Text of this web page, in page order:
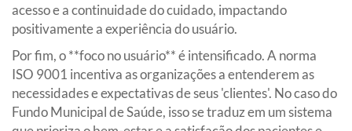
acesso e a continuidade do cuidado, impactando
positivamente a experiência do usuário.
Por fim, o **foco no usuário** é intensificado. A norma
ISO 9001 incentiva as organizações a entenderem as
necessidades e expectativas de seus 'clientes'. No caso do
Fundo Municipal de Saúde, isso se traduz em um sistema